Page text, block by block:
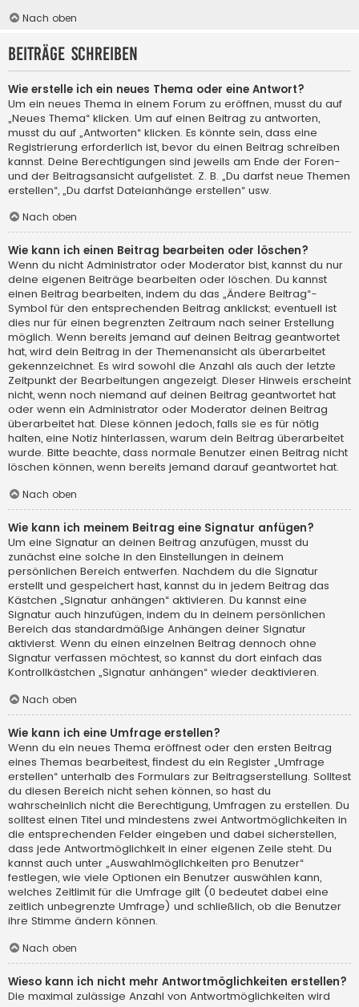
Nach oben
Beiträge schreiben
Wie erstelle ich ein neues Thema oder eine Antwort?
Um ein neues Thema in einem Forum zu eröffnen, musst du auf
„Neues Thema“ klicken. Um auf einen Beitrag zu antworten,
musst du auf „Antworten“ klicken. Es könnte sein, dass eine
Registrierung erforderlich ist, bevor du einen Beitrag schreiben
kannst. Deine Berechtigungen sind jeweils am Ende der Foren-
und der Beitragsansicht aufgelistet. Z. B. „Du darfst neue Themen
erstellen“, „Du darfst Dateianhänge erstellen“ usw.
Nach oben
Wie kann ich einen Beitrag bearbeiten oder löschen?
Wenn du nicht Administrator oder Moderator bist, kannst du nur
deine eigenen Beiträge bearbeiten oder löschen. Du kannst
einen Beitrag bearbeiten, indem du das „Ändere Beitrag“-
Symbol für den entsprechenden Beitrag anklickst; eventuell ist
dies nur für einen begrenzten Zeitraum nach seiner Erstellung
möglich. Wenn bereits jemand auf deinen Beitrag geantwortet
hat, wird dein Beitrag in der Themenansicht als überarbeitet
gekennzeichnet. Es wird sowohl die Anzahl als auch der letzte
Zeitpunkt der Bearbeitungen angezeigt. Dieser Hinweis erscheint
nicht, wenn noch niemand auf deinen Beitrag geantwortet hat
oder wenn ein Administrator oder Moderator deinen Beitrag
überarbeitet hat. Diese können jedoch, falls sie es für nötig
halten, eine Notiz hinterlassen, warum dein Beitrag überarbeitet
wurde. Bitte beachte, dass normale Benutzer einen Beitrag nicht
löschen können, wenn bereits jemand darauf geantwortet hat.
Nach oben
Wie kann ich meinem Beitrag eine Signatur anfügen?
Um eine Signatur an deinen Beitrag anzufügen, musst du
zunächst eine solche in den Einstellungen in deinem
persönlichen Bereich entwerfen. Nachdem du die Signatur
erstellt und gespeichert hast, kannst du in jedem Beitrag das
Kästchen „Signatur anhängen“ aktivieren. Du kannst eine
Signatur auch hinzufügen, indem du in deinem persönlichen
Bereich das standardmäßige Anhängen deiner Signatur
aktivierst. Wenn du einen einzelnen Beitrag dennoch ohne
Signatur verfassen möchtest, so kannst du dort einfach das
Kontrollkästchen „Signatur anhängen“ wieder deaktivieren.
Nach oben
Wie kann ich eine Umfrage erstellen?
Wenn du ein neues Thema eröffnest oder den ersten Beitrag
eines Themas bearbeitest, findest du ein Register „Umfrage
erstellen“ unterhalb des Formulars zur Beitragserstellung. Solltest
du diesen Bereich nicht sehen können, so hast du
wahrscheinlich nicht die Berechtigung, Umfragen zu erstellen. Du
solltest einen Titel und mindestens zwei Antwortmöglichkeiten in
die entsprechenden Felder eingeben und dabei sicherstellen,
dass jede Antwortmöglichkeit in einer eigenen Zeile steht. Du
kannst auch unter „Auswahlmöglichkeiten pro Benutzer“
festlegen, wie viele Optionen ein Benutzer auswählen kann,
welches Zeitlimit für die Umfrage gilt (0 bedeutet dabei eine
zeitlich unbegrenzte Umfrage) und schließlich, ob die Benutzer
ihre Stimme ändern können.
Nach oben
Wieso kann ich nicht mehr Antwortmöglichkeiten erstellen?
Die maximal zulässige Anzahl von Antwortmöglichkeiten wird